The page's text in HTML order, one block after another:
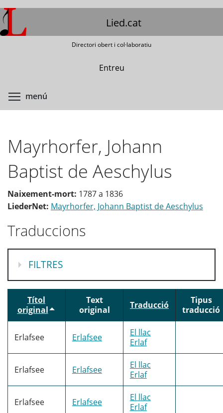
Vés
al
contingut
Lied.cat
Directori obert i col·laboratiu
Entreu
menú
Mayrhorfer, Johann
Baptist de Aeschylus
Naixement-mort: 1787a 1836
LiederNet: Mayrhorfer, Johann Baptist de Aeschylus
Traduccions
MOSTRA
FILTRES
Títol
original
Text
original
Traducció
Tipus
traducció
Erlafsee Erlafsee
El llac
Erlaf
Erlafsee Erlafsee
El llac
Erlaf
Erlafsee Erlafsee
El llac
Erlaf